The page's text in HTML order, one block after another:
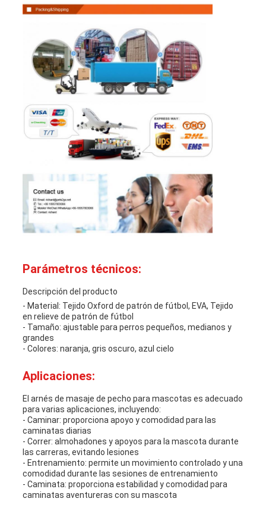
Parámetros técnicos:
Descripción del producto
- Material: Tejido Oxford de patrón de fútbol, EVA, Tejido
en relieve de patrón de fútbol
- Tamaño: ajustable para perros pequeños, medianos y
grandes
- Colores: naranja, gris oscuro, azul cielo
Aplicaciones:
El arnés de masaje de pecho para mascotas es adecuado
para varias aplicaciones, incluyendo:
- Caminar: proporciona apoyo y comodidad para las
caminatas diarias
- Correr: almohadones y apoyos para la mascota durante
las carreras, evitando lesiones
- Entrenamiento: permite un movimiento controlado y una
comodidad durante las sesiones de entrenamiento
- Caminata: proporciona estabilidad y comodidad para
caminatas aventureras con su mascota